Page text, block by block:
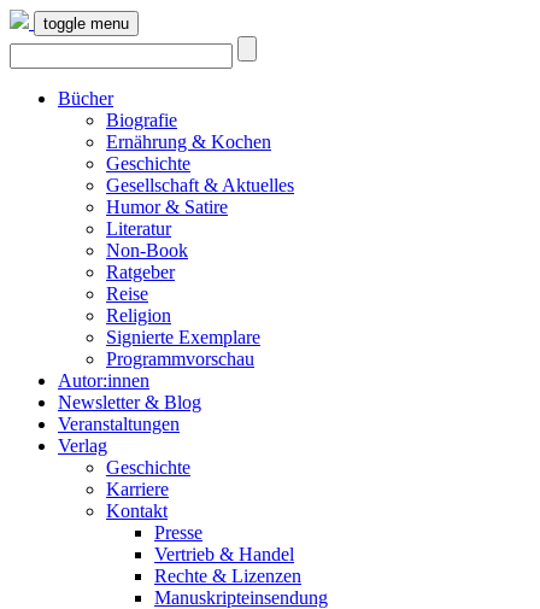
toggle menu
Bücher
Biografie
Ernährung & Kochen
Geschichte
Gesellschaft & Aktuelles
Humor & Satire
Literatur
Non-Book
Ratgeber
Reise
Religion
Signierte Exemplare
Programmvorschau
Autor:innen
Newsletter & Blog
Veranstaltungen
Verlag
Geschichte
Karriere
Kontakt
Presse
Vertrieb & Handel
Rechte & Lizenzen
Manuskripteinsendung